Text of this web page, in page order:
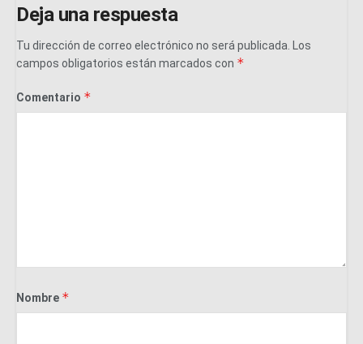
Deja una respuesta
Tu dirección de correo electrónico no será publicada.
Los
campos obligatorios están marcados con *
Comentario *
Nombre *